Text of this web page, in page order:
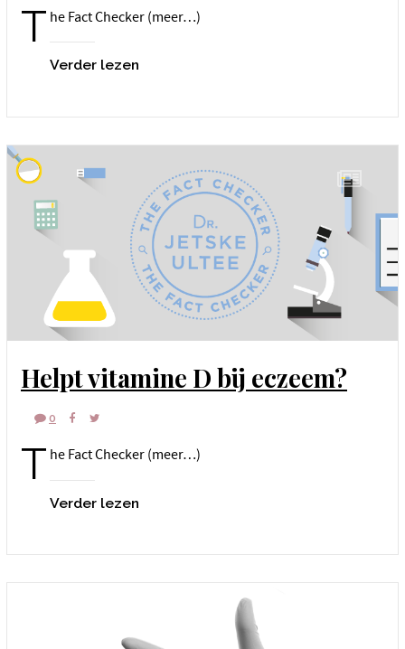
T he Fact Checker (meer…)
Verder lezen
Helpt vitamine D bij eczeem?
0
T he Fact Checker (meer…)
Verder lezen